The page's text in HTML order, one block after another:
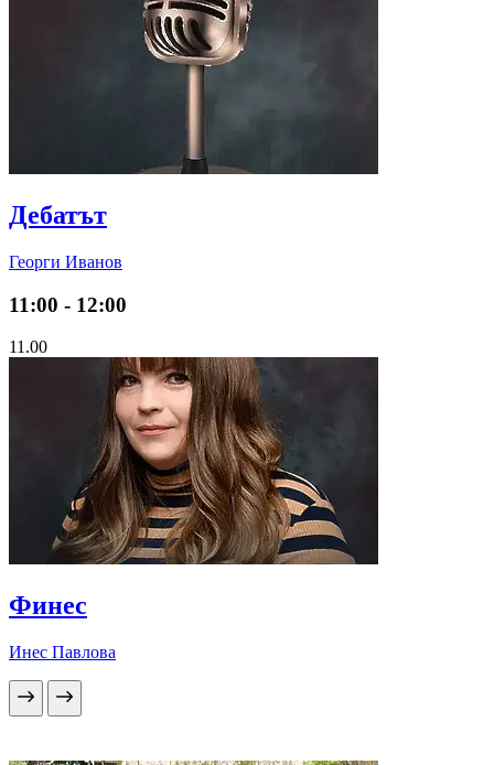
Дебатът
Георги Иванов
11:00 - 12:00
11.00
Финес
Инес Павлова